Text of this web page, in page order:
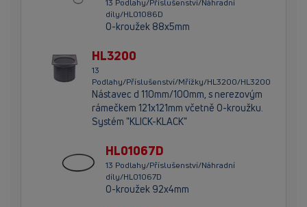
13 Podlahy/Příslušenství/Náhradní
díly/HL01086D
O-kroužek 88x5mm
HL3200
13
Podlahy/Příslušenství/Mřížky/HL3200/HL3200
Nástavec d 110mm/100mm, s nerezovým
rámečkem 121x121mm včetně O-kroužku.
Systém "KLICK-KLACK"
HL01067D
13 Podlahy/Příslušenství/Náhradní
díly/HL01067D
O-kroužek 92x4mm